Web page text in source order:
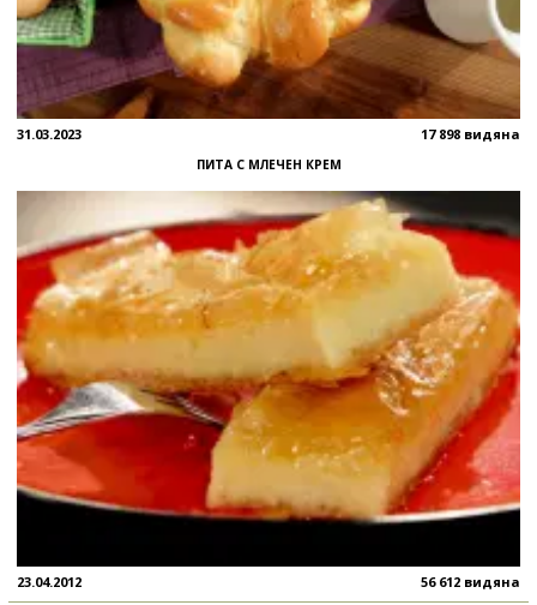
31.03.2023 17 898 видяна
ПИТА С МЛЕЧЕН КРЕМ
23.04.2012 56 612 видяна